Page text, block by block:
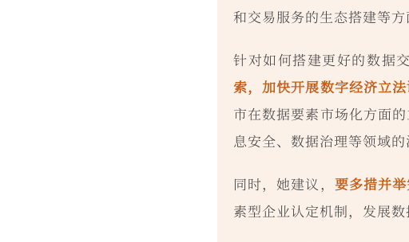
和交易服务的生态搭建等方
针对如何搭建更好的数据
索，加快开展数字经济立
市在数据要素市场化方面
息安全、数据治理等领域
同时，她建议， 要多措并
素型企业认定机制，发展